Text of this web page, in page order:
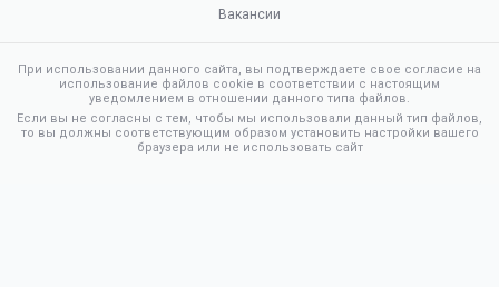
Вакансии
При использовании данного сайта, вы подтверждаете свое согласие на
использование файлов cookie в соответствии с настоящим
уведомлением в отношении данного типа файлов.
Если вы не согласны с тем, чтобы мы использовали данный тип файлов,
то вы должны соответствующим образом установить настройки вашего
браузера или не использовать сайт